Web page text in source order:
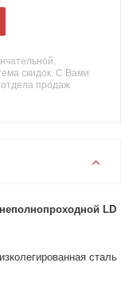
скидок. С Вами
продаж
LD
сталь